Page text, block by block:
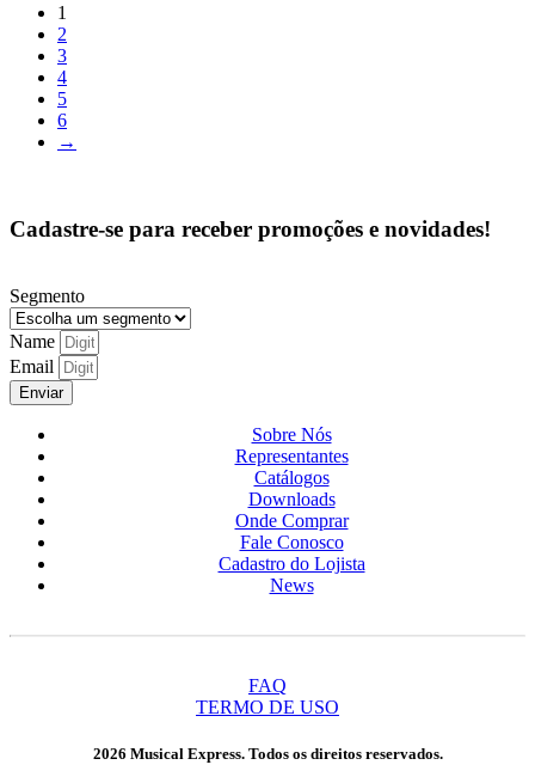
1
2
3
4
5
6
→
Cadastre-se para receber promoções e novidades!
Segmento
Name
Email
Enviar
Sobre Nós
Representantes
Catálogos
Downloads
Onde Comprar
Fale Conosco
Cadastro do Lojista
News
FAQ
TERMO DE USO
2026 Musical Express. Todos os direitos reservados.